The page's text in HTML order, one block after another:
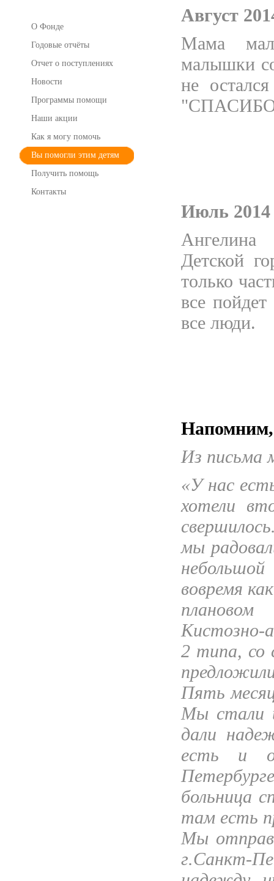
О Фонде
Годовые отчёты
Отчет о поступлениях
Новости
Программы помощи
Наши акции
Как я могу помочь
Вы помогли этим детям
Получить помощь
Контакты
Август
Мама
малышки
не
"
Июль 2014
Детской
только
все
все люди.
Напомним,
Из письма
«У нас
хотели
мы
вовремя
Кистозно-
2 типа, со
Пять
Мы стали
дали
есть и
больница
там есть
Мы
г.Санкт-